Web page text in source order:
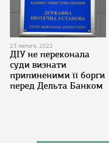
23 лютого, 2022
ДІУ не переконала
суди визнати
припиненими її борги
перед Дельта Банком